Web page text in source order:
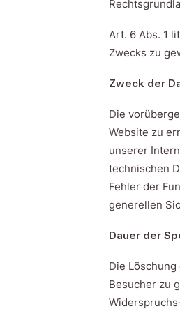
Art. 6 Abs. 1
Zwecks zu
Zweck der
Die
Website zu
unserer
technischen
Fehler der
generellen
Dauer der
Die
Besucher zu